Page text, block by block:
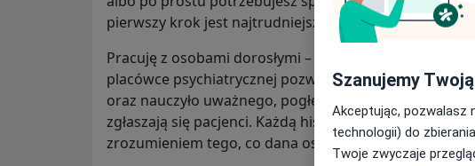
pierwszy krok jest najtrudniejszy, ale nie musisz robić
Pracuję z osobami dorosłymi – stacjonarnie i online.
placówce psychiatrycznej pozwoliło mi zdobyć
oraz nauczyło uważnego, pogłębionego spojrzenia na
zgłaszają się pacjenci. Każdą historię traktuję
zrozumieniem tego, co dana osoba przeżywa.
Szanujemy
Akceptując, pozwalasz
technologii) do
Twoje zwyczaje